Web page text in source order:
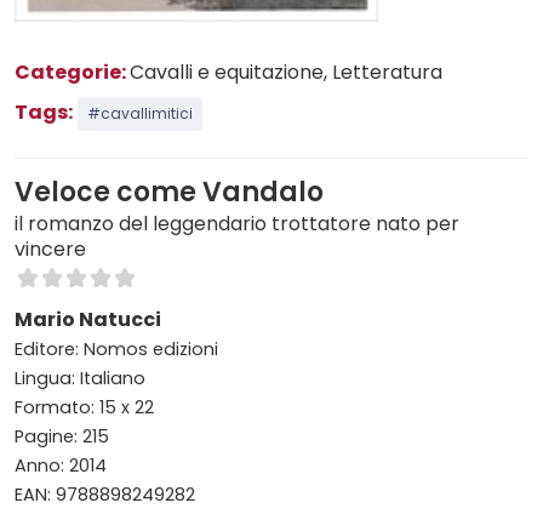
Categorie:Cavalli e equitazione, Letteratura
Tags:
#cavallimitici
Veloce come Vandalo
il romanzo del leggendario trottatore nato per
vincere
Mario Natucci
Editore: Nomos edizioni
Lingua: Italiano
Formato: 15 x 22
Pagine: 215
Anno: 2014
EAN: 9788898249282